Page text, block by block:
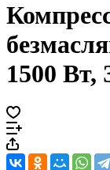
1500